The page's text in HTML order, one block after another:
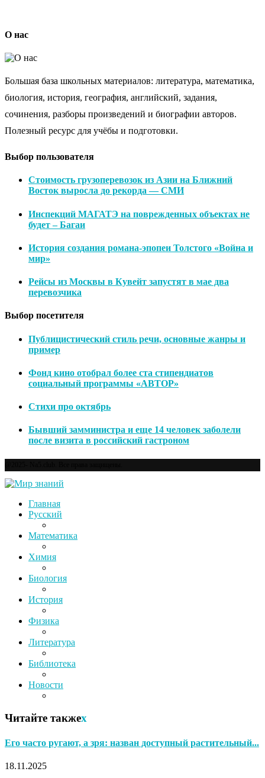
О нас
Большая база школьных материалов: литература, математика,
биология, история, география, английский, задания,
сочинения, разборы произведений и биографии авторов.
Полезный ресурс для учёбы и подготовки.
Выбор пользователя
Стоимость грузоперевозок из Азии на Ближний
Восток выросла до рекорда — СМИ
Инспекций МАГАТЭ на поврежденных объектах не
будет – Багаи
История создания романа-эпопеи Толстого «Война и
мир»
Рейсы из Москвы в Кувейт запустят в мае два
перевозчика
Выбор посетителя
Публицистический стиль речи, основные жанры и
пример
Фонд кино отобрал более ста стипендиатов
социальный программы «АВТОР»
Стихи про октябрь
Бывший замминистра и еще 14 человек заболели
после визита в российский гастроном
Главная
Русский
Математика
Химия
Биология
История
Физика
Литература
Библиотека
Новости
Читайте такжеx
Его часто ругают, а зря: назван доступный растительный...
18.11.2025